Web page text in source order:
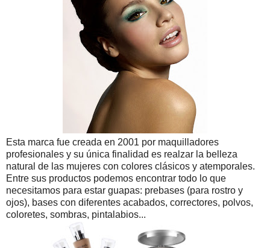
Esta marca fue creada en 2001 por maquilladores
profesionales y su única finalidad es realzar la belleza
natural de las mujeres con colores clásicos y atemporales.
Entre sus productos podemos encontrar todo lo que
necesitamos para estar guapas: prebases (para rostro y
ojos), bases con diferentes acabados, correctores, polvos,
coloretes, sombras, pintalabios...